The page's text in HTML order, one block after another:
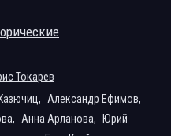
Токарев
Александр Ефимов,
Анна Арланова,
Юрий